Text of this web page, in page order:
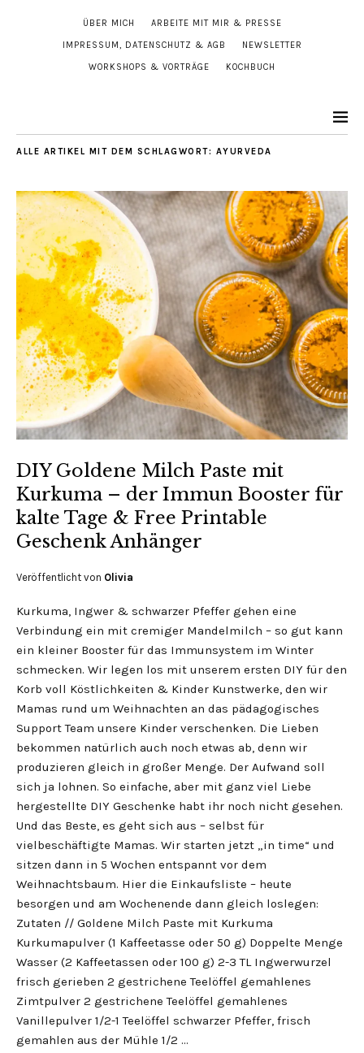
ÜBER MICH ARBEITE MIT MIR & PRESSE
IMPRESSUM, DATENSCHUTZ & AGB NEWSLETTER
WORKSHOPS & VORTRÄGE KOCHBUCH
ALLE ARTIKEL MIT DEM SCHLAGWORT: AYURVEDA
DIY Goldene Milch Paste mit
Kurkuma – der Immun Booster für
kalte Tage & Free Printable
Geschenk Anhänger
Veröffentlicht von Olivia
Kurkuma, Ingwer & schwarzer Pfeffer gehen eine
Verbindung ein mit cremiger Mandelmilch – so gut kann
ein kleiner Booster für das Immunsystem im Winter
schmecken. Wir legen los mit unserem ersten DIY für den
Korb voll Köstlichkeiten & Kinder Kunstwerke, den wir
Mamas rund um Weihnachten an das pädagogisches
Support Team unsere Kinder verschenken. Die Lieben
bekommen natürlich auch noch etwas ab, denn wir
produzieren gleich in großer Menge. Der Aufwand soll
sich ja lohnen. So einfache, aber mit ganz viel Liebe
hergestellte DIY Geschenke habt ihr noch nicht gesehen.
Und das Beste, es geht sich aus – selbst für
vielbeschäftigte Mamas. Wir starten jetzt „in time“ und
sitzen dann in 5 Wochen entspannt vor dem
Weihnachtsbaum. Hier die Einkaufsliste – heute
besorgen und am Wochenende dann gleich loslegen:
Zutaten // Goldene Milch Paste mit Kurkuma
Kurkumapulver (1 Kaffeetasse oder 50 g) Doppelte Menge
Wasser (2 Kaffeetassen oder 100 g) 2-3 TL Ingwerwurzel
frisch gerieben 2 gestrichene Teelöffel gemahlenes
Zimtpulver 2 gestrichene Teelöffel gemahlenes
Vanillepulver 1/2-1 Teelöffel schwarzer Pfeffer, frisch
gemahlen aus der Mühle 1/2 …